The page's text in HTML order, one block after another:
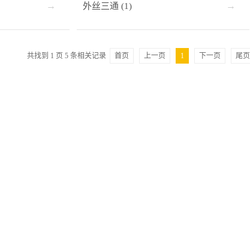
外丝三通 (1)
共找到 1 页 5 条相关记录 首页 上一页 1 下一页 尾页